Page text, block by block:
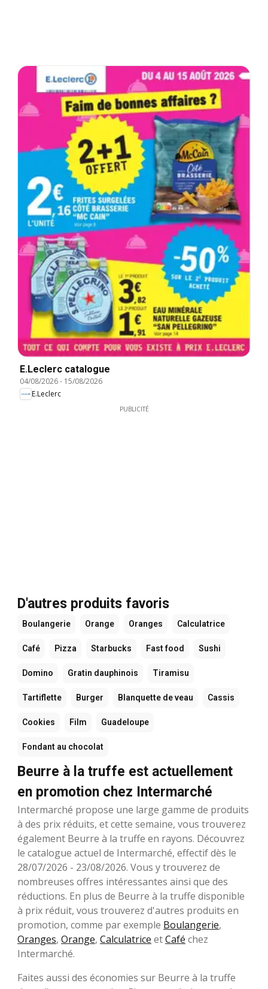
E.Leclerc catalogue
04/08/2026- 15/08/2026
E.Leclerc
PUBLICITÉ
D'autres produits favoris
Boulangerie Orange Oranges Calculatrice
Café Pizza Starbucks Fast food Sushi
Domino Gratin dauphinois Tiramisu
Tartiflette Burger Blanquette de veau Cassis
Cookies Film Guadeloupe
Fondant au chocolat
Beurre à la truffe est actuellement
en promotion chez Intermarché
Intermarché propose une large gamme de produits
à des prix réduits, et cette semaine, vous trouverez
également Beurre à la truffe en rayons. Découvrez
le catalogue actuel de Intermarché, effectif dès le
28/07/2026 - 23/08/2026. Vous y trouverez de
nombreuses offres intéressantes ainsi que des
réductions. En plus de Beurre à la truffe disponible
à prix réduit, vous trouverez d'autres produits en
promotion, comme par exemple Boulangerie,
Oranges, Orange, Calculatrice etCafé chez
Intermarché.
Faites aussi des économies sur Beurre à la truffe